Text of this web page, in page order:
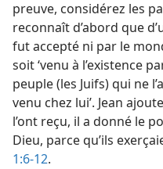
preuve, considérez les
reconnaît d’abord que
fut accepté ni par le
soit ‘venu à l’existence
peuple (les Juifs) qui ne
venu chez lui’. Jean
l’ont reçu, il a donné le
Dieu, parce qu’ils
1:6-12.